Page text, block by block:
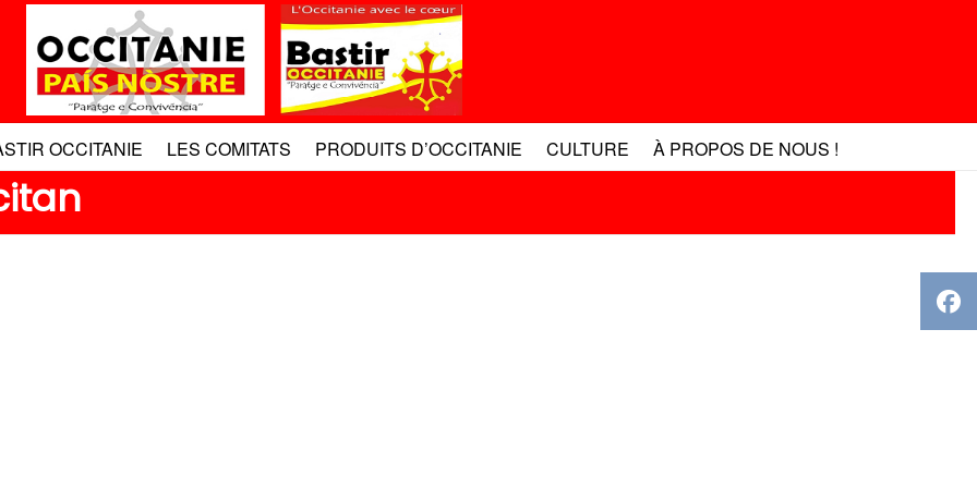
OCCITANIE LES COMITATS PRODUITS D’OCCITANIE CULTURE À PROPOS DE NOUS !